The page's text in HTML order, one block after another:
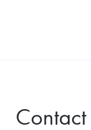
Contact